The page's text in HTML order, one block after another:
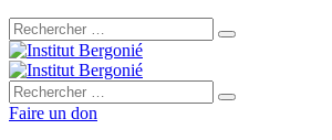
Rechercher :
Rechercher :
Faire un don